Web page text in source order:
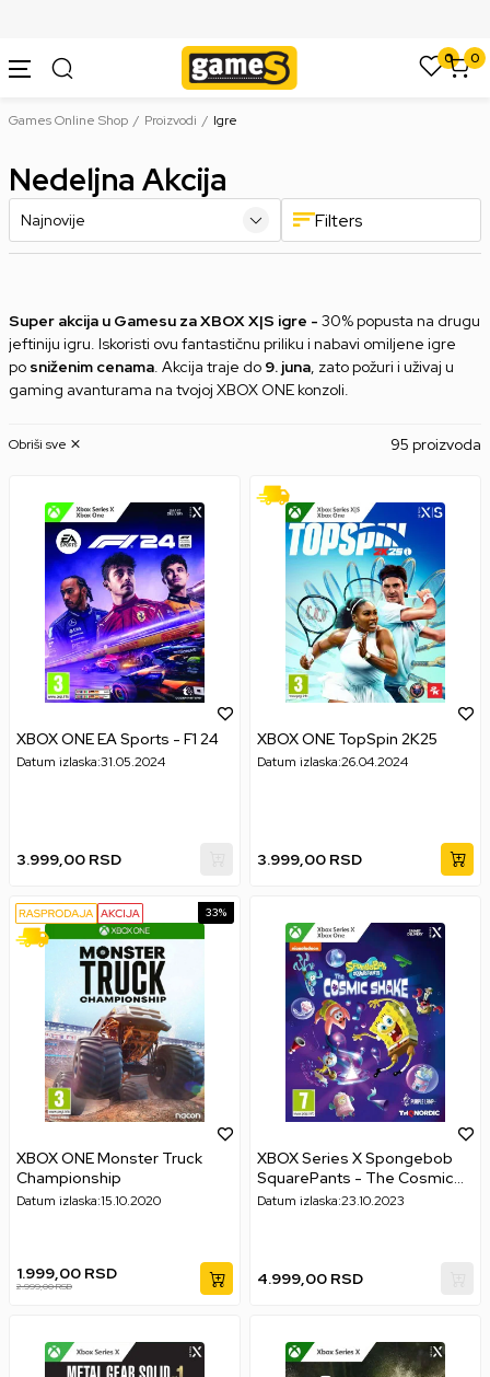
0 0
Games Online Shop Proizvodi Igre
Nedeljna Akcija
Filters
Super akcija u Gamesu za XBOX X|S igre - 30% popusta na drugu
jeftiniju igru. Iskoristi ovu fantastičnu priliku i nabavi omiljene igre
po sniženim cenama. Akcija traje do 9. juna, zato požuri i uživaj u
gaming avanturama na tvojoj XBOX ONE konzoli.
95 proizvoda
Obriši sve
XBOX ONE EA Sports - F1 24
Datum izlaska:31.05.2024
3.999,00 RSD
XBOX ONE TopSpin 2K25
Datum izlaska:26.04.2024
3.999,00 RSD
33%
XBOX ONE Monster Truck
Championship
Datum izlaska:15.10.2020
1.999,00 RSD
2.999,00 RSD
XBOX Series X Spongebob
SquarePants - The Cosmic
Shake
Datum izlaska:23.10.2023
4.999,00 RSD